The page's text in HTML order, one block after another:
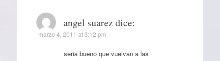
angel suarez dice:
marzo 4, 2011 at 3:12 pm
seria bueno que vuelvan a las